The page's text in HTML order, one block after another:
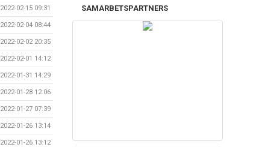
2022-02-15 09:31
2022-02-04 08:44
2022-02-02 20:35
2022-02-01 14:12
2022-01-31 14:29
2022-01-28 12:06
2022-01-27 07:39
2022-01-26 13:14
2022-01-26 13:12
SAMARBETSPARTNERS